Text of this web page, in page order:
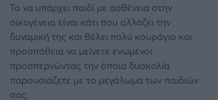
Το να υπάρχει παιδί με ασθένεια στην
οικογένεια είναι κάτι που αλλάζει την
δυναμική της και θέλει πολύ κουράγιο και
προσπάθεια να μείνετε ενωμένοι
προσπερνώντας την όποια δυσκολία
παρουσιάζετε με το μεγάλωμα των παιδιών
σας.